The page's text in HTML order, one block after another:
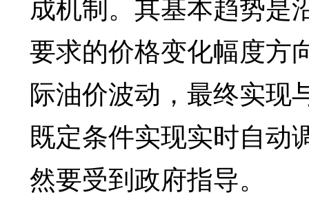
要求的价格变化幅度方
际油价波动，最终实现
既定条件实现实时自动
然要受到政府指导。